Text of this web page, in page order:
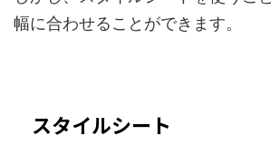
幅に合わせることができます。
スタイルシート